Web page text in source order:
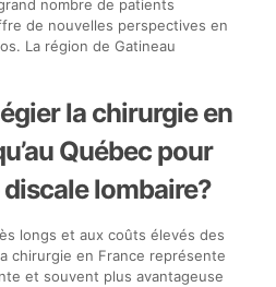
nombre de patients
de nouvelles perspectives en
La région de Gatineau
la chirurgie en
Québec pour
lombaire?
longs et aux coûts élevés des
chirurgie en France représente
et souvent plus avantageuse